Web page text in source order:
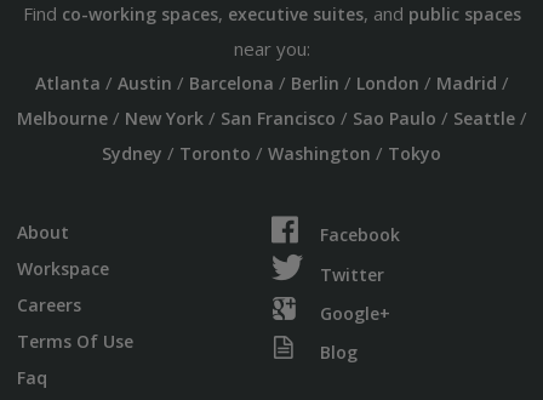
Find co-working spaces, executive suites, and public spaces
near you:
Atlanta / Austin / Barcelona / Berlin / London / Madrid /
Melbourne/ New York/ San Francisco / Sao Paulo / Seattle/
Sydney / Toronto / Washington / Tokyo
About
Workspace
Careers
Terms Of Use
Faq
Facebook
Twitter
Google+
Blog